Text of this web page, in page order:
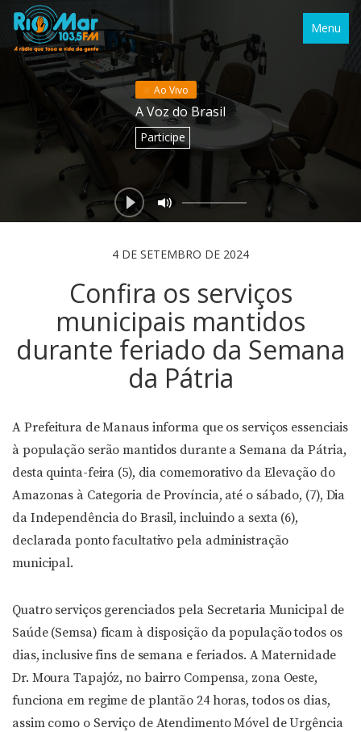
Menu
Ao Vivo
A Voz do Brasil
Participe
4 DE SETEMBRO DE 2024
Confira os serviços
municipais mantidos
durante feriado da Semana
da Pátria
A Prefeitura de Manaus informa que os serviços essenciais
à população serão mantidos durante a Semana da Pátria,
desta quinta-feira (5), dia comemorativo da Elevação do
Amazonas à Categoria de Província, até o sábado, (7), Dia
da Independência do Brasil, incluindo a sexta (6),
declarada ponto facultativo pela administração
municipal.
Quatro serviços gerenciados pela Secretaria Municipal de
Saúde (Semsa) ficam à disposição da população todos os
dias, inclusive fins de semana e feriados. A Maternidade
Dr. Moura Tapajóz, no bairro Compensa, zona Oeste,
funciona em regime de plantão 24 horas, todos os dias,
assim como o Serviço de Atendimento Móvel de Urgência